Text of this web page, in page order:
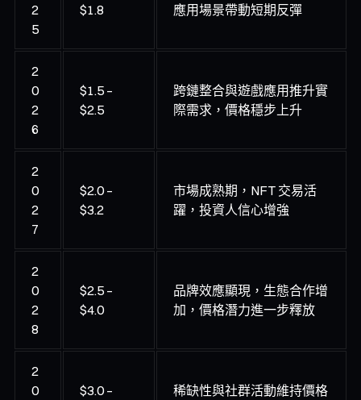
2
5
$1.8
應用場景帶動短期反彈
2
0
2
6
$1.5 –
$2.5
跨鏈整合與遊戲應用推升實
際需求，價格穩步上升
2
0
2
7
$2.0 –
$3.2
市場成熟期，NFT 交易活
躍，投資人信心增強
2
0
2
8
$2.5 –
$4.0
品牌效應顯現，生態合作增
加，價格潛力進一步釋放
2
0
$3.0 –
稀缺性與社群活動維持價格